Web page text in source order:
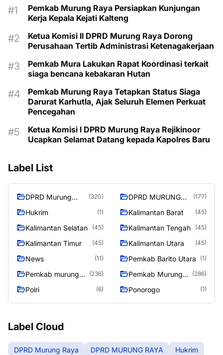
Pemkab Murung Raya Persiapkan Kunjungan
Kerja Kepala Kejati Kalteng
Ketua Komisi II DPRD Murung Raya Dorong
Perusahaan Tertib Administrasi Ketenagakerjaan
Pemkab Mura Lakukan Rapat Koordinasi terkait
siaga bencana kebakaran Hutan
Pemkab Murung Raya Tetapkan Status Siaga
Darurat Karhutla, Ajak Seluruh Elemen Perkuat
Pencegahan
Ketua Komisi I DPRD Murung Raya Rejikinoor
Ucapkan Selamat Datang kepada Kapolres Baru
Label List
DPRD Murung
(320)
DPRD MURUNG
(177)
Hukrim (1) Kalimantan Barat (45)
Kalimantan Selatan (45) Kalimantan Tengah (45)
Kalimantan Timur (45) Kalimantan Utara (45)
News (11) Pemkab Barito Utara (1)
Pemkab murung
(236)
Pemkab Murung
(286)
Polri (6) Ponorogo (1)
Label Cloud
DPRD Murung Raya DPRD MURUNG RAYA
Hukrim